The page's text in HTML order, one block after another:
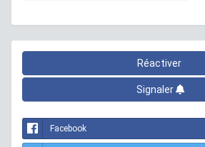
Réactiver
Signaler
Facebook